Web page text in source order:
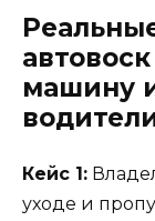
машину
Кейс 1:
уходе и